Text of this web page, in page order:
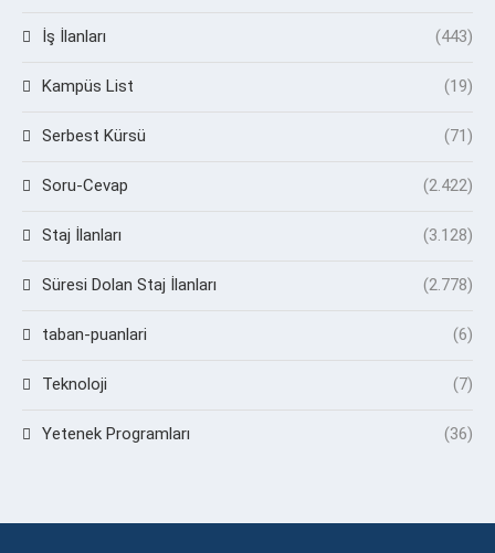
İş İlanları (443)
Kampüs List (19)
Serbest Kürsü (71)
Soru-Cevap (2.422)
Staj İlanları (3.128)
Süresi Dolan Staj İlanları (2.778)
taban-puanlari (6)
Teknoloji (7)
Yetenek Programları (36)